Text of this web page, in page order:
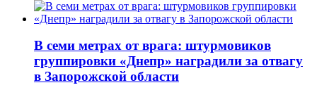
В семи метрах от врага: штурмовиков
группировки «Днепр» наградили за отвагу
в Запорожской области